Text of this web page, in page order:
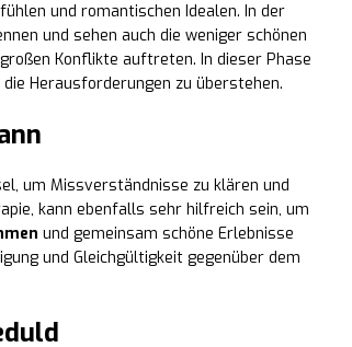
und romantischen Idealen. In der
und sehen auch die weniger schönen
Konflikte auftreten. In dieser Phase
Herausforderungen zu überstehen.
um Missverständnisse zu klären und
kann ebenfalls sehr hilfreich sein, um
und gemeinsam schöne Erlebnisse
und Gleichgültigkeit gegenüber dem